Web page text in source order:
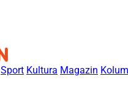
Sport Kultura Magazin